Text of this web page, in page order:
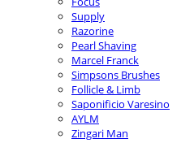
Supply
Razorine
Pearl Shaving
Marcel Franck
Simpsons Brushes
Follicle & Limb
Saponificio Varesino
AYLM
Zingari Man